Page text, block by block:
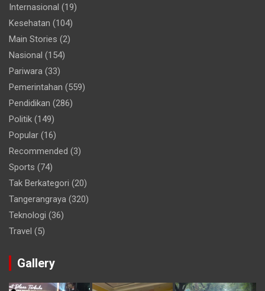
Internasional (19)
Kesehatan (104)
Main Stories (2)
Nasional (154)
Pariwara (33)
Pemerintahan (559)
Pendidikan (286)
Politik (149)
Popular (16)
Recommended (3)
Sports (74)
Tak Berkategori (20)
Tangerangraya (320)
Teknologi (36)
Travel (5)
Gallery